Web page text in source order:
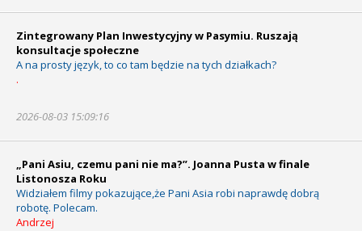
Zintegrowany Plan Inwestycyjny w Pasymiu. Ruszają
konsultacje społeczne
A na prosty język, to co tam będzie na tych działkach?
.
2026-08-03 15:09:16
„Pani Asiu, czemu pani nie ma?”. Joanna Pusta w finale
Listonosza Roku
Widziałem filmy pokazujące,że Pani Asia robi naprawdę dobrą
robotę. Polecam.
Andrzej